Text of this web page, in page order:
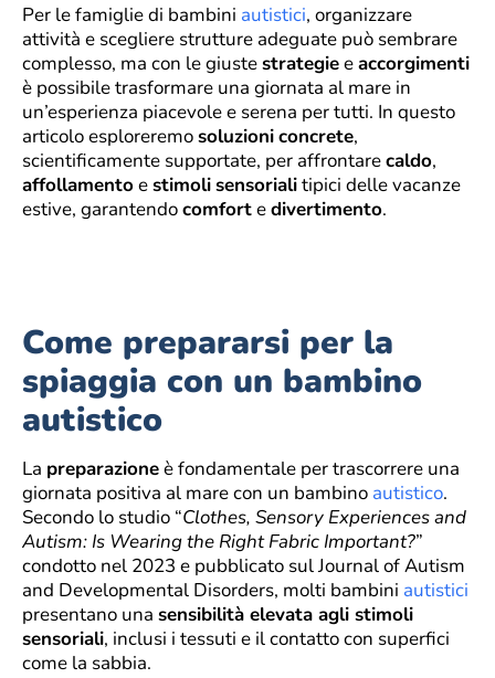
Per le famiglie di bambini autistici, organizzare
attività e scegliere strutture adeguate può sembrare
complesso, ma con le giustestrategieeaccorgimenti
è possibile trasformare una giornata al mare in
un’esperienza piacevole e serena per tutti. In questo
articolo esploreremosoluzioniconcrete,
scientificamente supportate, per affrontarecaldo,
affollamentoestimolisensorialitipici delle vacanze
estive, garantendocomfortedivertimento.
Come prepararsi per la
spiaggia con un bambino
autistico
La preparazioneè fondamentale per trascorrere una
giornata positiva al mare con un bambino autistico.
Secondo lo studio “Clothes, Sensory Experiences and
Autism: Is Wearing the Right Fabric Important?”
condotto nel 2023 e pubblicato sul Journal of Autism
and Developmental Disorders, molti bambini autistici
presentano una sensibilità elevata agli stimoli
sensoriali, inclusi i tessuti e il contatto con superfici
come la sabbia.